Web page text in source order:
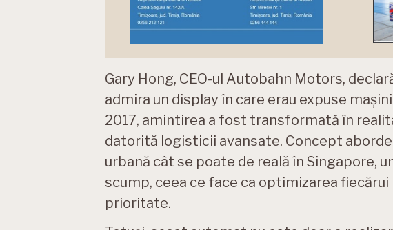
Gary Hong, CEO-ul Autobahn Motors,
admira un display în care erau expuse
2017, amintirea a fost transformată în
datorită logisticii avansate. Concept
urbană cât se poate de reală în Singapore,
scump, ceea ce face ca optimizarea
prioritate.